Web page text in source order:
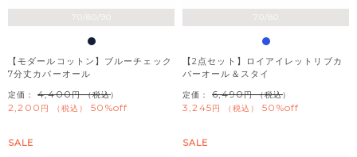
70/80/90
【モダールコットン】ブルーチェック
7分丈カバーオール
定価： 4,400 （税込）
2,200 税込 50%off
70/80
【2点セット】ロイアイレットリブカ
バーオール＆スタイ
定価： 6,490 （税込）
3,245 税込 50%off
SALE SALE